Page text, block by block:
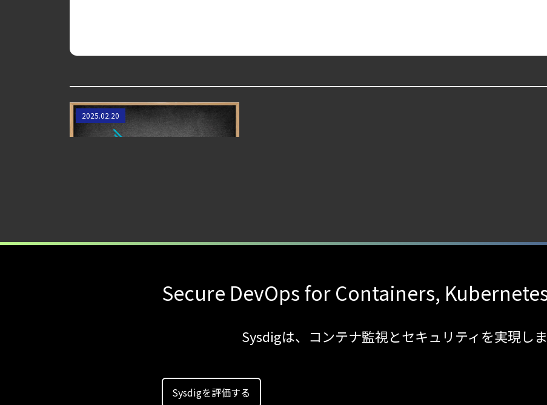
【SCSK技術者によるブログ】
Falco初学者講座 - List/Macro編
2025.02.20
Secure DevOps for Containers,
Sysdigは、コンテナ監視とセキュリティを実現しま
Sysdigを評価する